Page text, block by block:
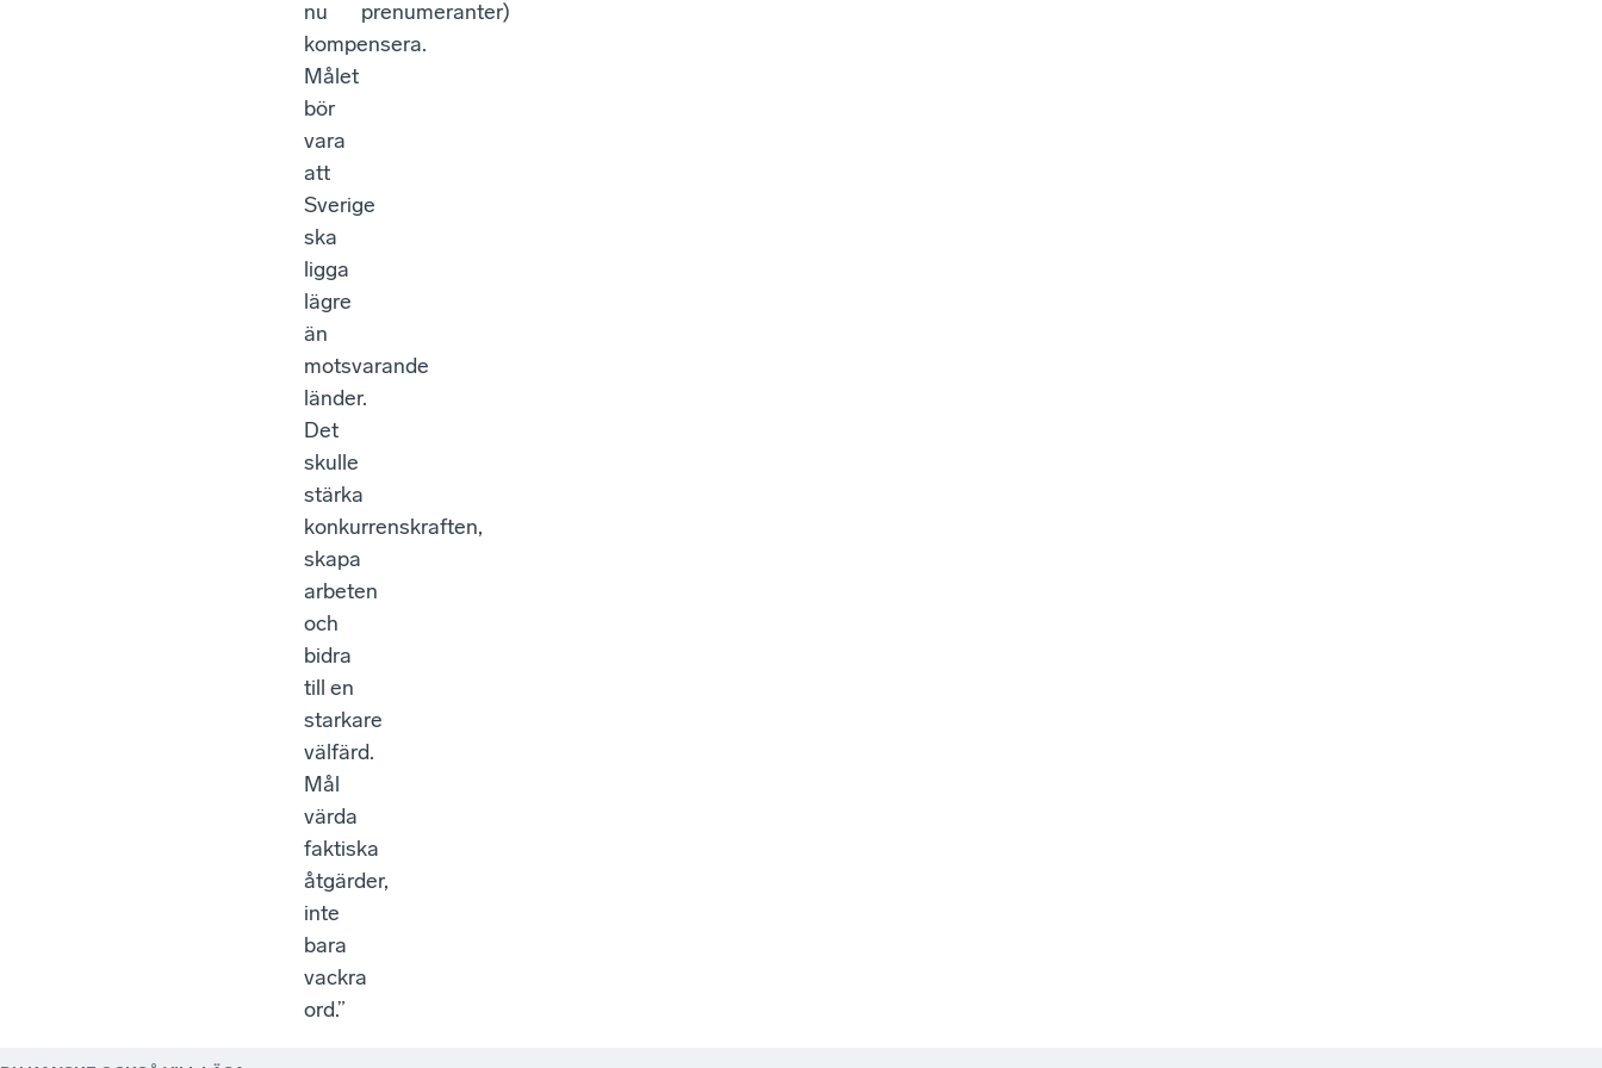
nu
kompensera.
Målet
bör
vara
att
Sverige
ska
ligga
lägre
än
motsvarande
länder.
Det
skulle
stärka
konkurrenskraften,
skapa
arbeten
och
bidra
till en
starkare
välfärd.
Mål
värda
faktiska
åtgärder,
inte
bara
vackra
ord.”
prenumeranter)